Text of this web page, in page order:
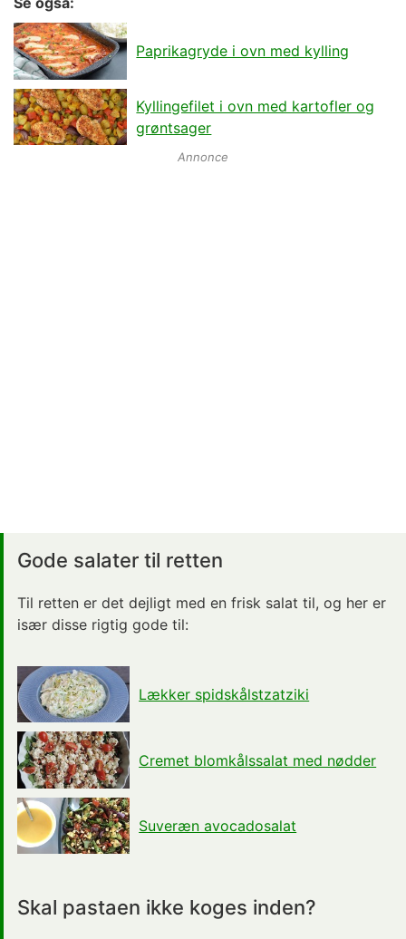
Paprikagryde i ovn med kylling
Kyllingefilet i ovn med kartofler og
grøntsager
Annonce
Gode salater til retten
Til retten er det dejligt med en frisk salat til, og her er
især disse rigtig gode til:
Lækker spidskålstzatziki
Cremet blomkålssalat med nødder
Suveræn avocadosalat
Skal pastaen ikke koges inden?